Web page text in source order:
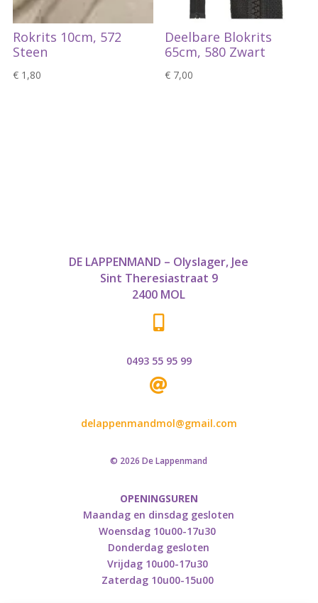
Rokrits 10cm, 572
Steen
€1,80
Deelbare Blokrits
65cm, 580 Zwart
€ 7,00
DE LAPPENMAND – Olyslager, Jee
Sint Theresiastraat 9
2400 MOL

0493 55 95 99

delappenmandmol@gmail.com
© 2026 De Lappenmand
OPENINGSUREN
Maandag en dinsdag gesloten
Woensdag 10u00-17u30
Donderdag gesloten
Vrijdag 10u00-17u30
Zaterdag 10u00-15u00